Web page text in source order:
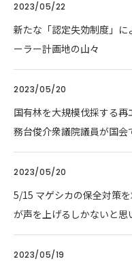
2023/05/22
新たな「認定失効制度」
ーラー計画地の山々
2023/05/20
国有林を大規模伐採する
務台俊介衆議院議員が国会
2023/05/20
5/15 マゲシカの保全対策
が声を上げるしかないと思
2023/05/19